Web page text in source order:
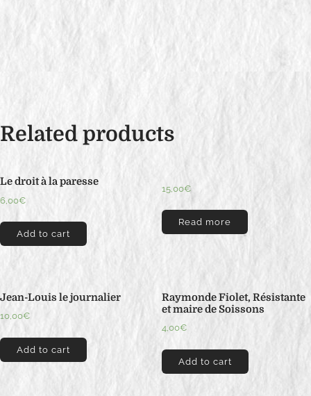
Related products
Le droit à la paresse
6,00€
Add to cart
15,00€
Read more
Jean-Louis le journalier
10,00€
Add to cart
Raymonde Fiolet, Résistante
et maire de Soissons
4,00€
Add to cart